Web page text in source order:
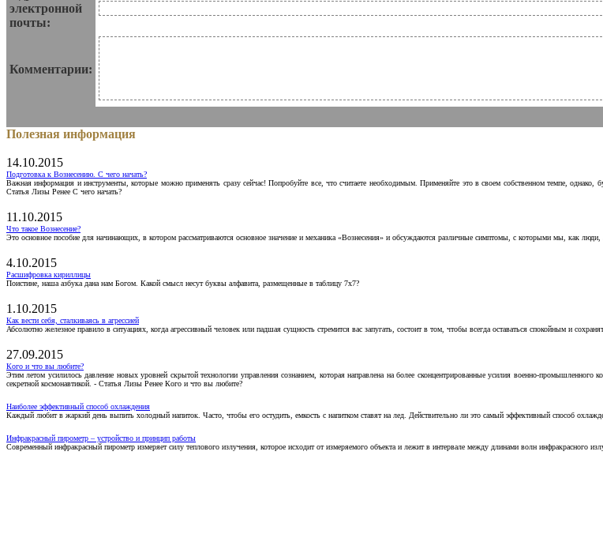
электронной
почты:
Комментарии:
Полезная информация
14.10.2015
Подготовка к Вознесению. С чего начать?
Важная информация и инструменты, которые можно применять сразу сейчас! Попробуйте все, что считаете необходимым. Применяйте это в своем собственном темпе, однако,
Статья Лизы Ренее С чего начать?
11.10.2015
Что такое Вознесение?
Это основное пособие для начинающих, в котором рассматриваются основное значение и механика «Вознесения» и обсуждаются различные симптомы, с которыми мы, как
4.10.2015
Расшифровка кириллицы
Поистине, наша азбука дана нам Богом. Какой смысл несут буквы алфавита, размещенные в таблицу 7х7?
1.10.2015
Как вести себя, сталкиваясь в агрессией
Абсолютно железное правило в ситуациях, когда агрессивный человек или падшая сущность стремится вас запугать, состоит в том, чтобы всегда оставаться спокойным и
27.09.2015
Кого и что вы любите?
Этим летом усилилось давление новых уровней скрытой технологии управления сознанием, которая направлена на более сконцентрированные усилия военно-
секретной космонавтикой. - Статья Лизы Ренее Кого и что вы любите?
Наиболее эффективный способ охлаждения
Каждый любит в жаркий день выпить холодный напиток. Часто, чтобы его остудить, емкость с напитком ставят на лед. Действительно ли это самый эффективный способ
Инфракрасный пирометр – устройство и принцип работы
Современный инфракрасный пирометр измеряет силу теплового излучения, которое исходит от измеряемого объекта и лежит в интервале между длинами волн инфракрасного